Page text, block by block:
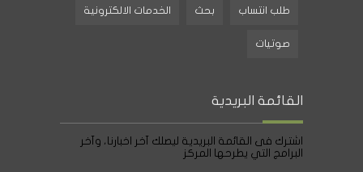
طلب انتساب بحث الخدمات الالكترونية
صوتيات
القائمة البريدية
اشترك فى القائمة البريدية ليصلك آخر اخبارنا، وآخر
البرامج التي يطرحها المركز